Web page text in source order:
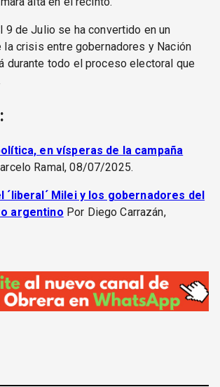
9 de Julio se ha convertido en un
crisis entre gobernadores y Nación
durante todo el proceso electoral que
en vísperas de la campaña
Ramal, 08/07/2025.
´liberal´ Milei y los gobernadores del
argentino Por Diego Carrazán,